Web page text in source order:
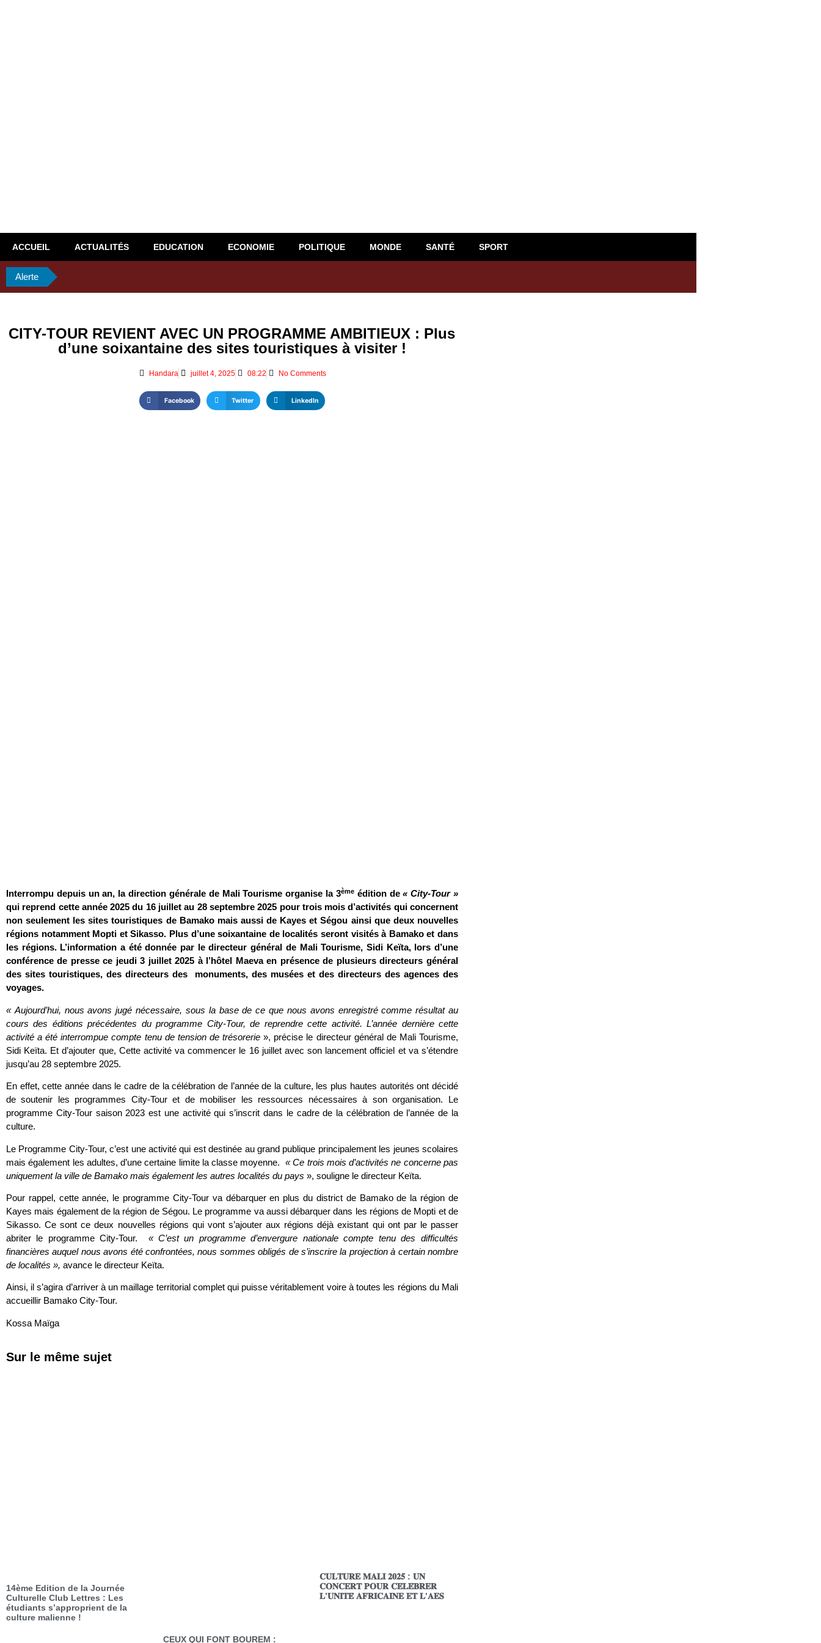
ACCUEIL ACTUALITÉS EDUCATION ECONOMIE POLITIQUE MONDE SANTÉ SPORT
Alerte
CITY-TOUR REVIENT AVEC UN PROGRAMME AMBITIEUX : Plus
d’une soixantaine des sites touristiques à visiter !
Handara juillet 4, 2025 08:22 No Comments
Facebook Twitter LinkedIn
Interrompu depuis un an, la direction générale de Mali Tourisme organise la 3èmeédition de« City-Tour »
qui reprend cette année 2025 du 16 juillet au 28 septembre 2025 pour trois mois d’activités qui concernent
non seulement les sites touristiques de Bamako mais aussi de Kayes et Ségou ainsi que deux nouvelles
régions notamment Mopti et Sikasso. Plus d’une soixantaine de localités seront visités à Bamako et dans
les régions. L’information a été donnée par le directeur général de Mali Tourisme, Sidi Keïta, lors d’une
conférence de presse ce jeudi 3 juillet 2025 à l’hôtel Maeva en présence de plusieurs directeurs général
des sites touristiques, des directeurs des monuments, des musées et des directeurs des agences des
voyages.
« Aujourd’hui, nous avons jugé nécessaire, sous la base de ce que nous avons enregistré comme résultat au
cours des éditions précédentes du programme City-Tour, de reprendre cette activité. L’année dernière cette
activité a été interrompue compte tenu de tension de trésorerie », précise le directeur général de Mali Tourisme,
Sidi Keïta. Et d’ajouter que, Cette activité va commencer le 16 juillet avec son lancement officiel et va s’étendre
jusqu’au 28 septembre 2025.
En effet, cette année dans le cadre de la célébration de l’année de la culture, les plus hautes autorités ont décidé
de soutenir les programmes City-Tour et de mobiliser les ressources nécessaires à son organisation. Le
programme City-Tour saison 2023 est une activité qui s’inscrit dans le cadre de la célébration de l’année de la
culture.
Le Programme City-Tour, c’est une activité qui est destinée au grand publique principalement les jeunes scolaires
mais également les adultes, d’une certaine limite la classe moyenne.« Ce trois mois d’activités ne concerne pas
uniquement la ville de Bamako mais également les autres localités du pays », souligne le directeur Keïta.
Pour rappel, cette année, le programme City-Tour va débarquer en plus du district de Bamako de la région de
Kayes mais également de la région de Ségou. Le programme va aussi débarquer dans les régions de Mopti et de
Sikasso. Ce sont ce deux nouvelles régions qui vont s’ajouter aux régions déjà existant qui ont par le passer
abriter le programme City-Tour. « C’est un programme d’envergure nationale compte tenu des difficultés
financières auquel nous avons été confrontées, nous sommes obligés de s’inscrire la projection à certain nombre
de localités », avance le directeur Keïta.
Ainsi, il s’agira d’arriver à un maillage territorial complet qui puisse véritablement voire à toutes les régions du Mali
accueillir Bamako City-Tour.
Kossa Maïga
Sur le même sujet
14ème Edition de la Journée
Culturelle Club Lettres : Les
étudiants s’approprient de la
culture malienne !
CEUX QUI FONT BOUREM :
𝐂𝐔𝐋𝐓𝐔𝐑𝐄 𝐌𝐀𝐋𝐈 𝟐𝟎𝟐𝟓 : 𝐔𝐍
𝐂𝐎𝐍𝐂𝐄𝐑𝐓 𝐏𝐎𝐔𝐑 𝐂𝐄́𝐋𝐄́𝐁𝐑𝐄𝐑
𝐋’𝐔𝐍𝐈𝐓𝐄́ 𝐀𝐅𝐑𝐈𝐂𝐀𝐈𝐍𝐄 𝐄𝐓 𝐋’𝐀𝐄𝐒